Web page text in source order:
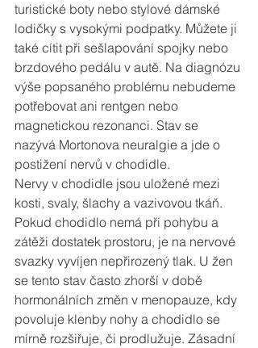
turistické boty nebo stylové dámské
lodičky s vysokými podpatky. Můžete ji
také cítit při sešlapování spojky nebo
brzdového pedálu v autě. Na diagnózu
výše popsaného problému nebudeme
potřebovat ani rentgen nebo
magnetickou rezonanci. Stav se
nazývá Mortonova neuralgie a jde o
postižení nervů v chodidle.
Nervy v chodidle jsou uložené mezi
kosti, svaly, šlachy a vazivovou tkáň.
Pokud chodidlo nemá při pohybu a
zátěži dostatek prostoru, je na nervové
svazky vyvíjen nepřirozený tlak. U žen
se tento stav často zhorší v době
hormonálních změn v menopauze, kdy
povoluje klenby nohy a chodidlo se
mírně rozšiřuje, či prodlužuje. Zásadní